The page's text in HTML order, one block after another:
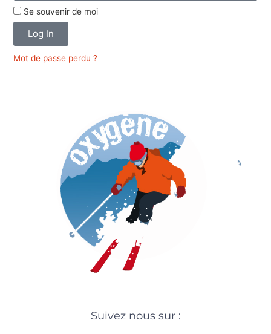
Se souvenir de moi
Log In
Mot de passe perdu ?
Suivez nous sur :